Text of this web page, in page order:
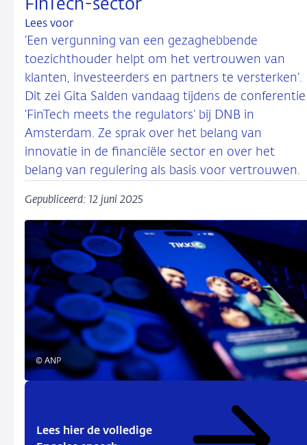
FinTech-sector
Lees voor
‘Een vergunning van een gezaghebbende
toezichthouder helpt om het vertrouwen van
klanten, investeerders en partners te versterken’.
Dit zei Gita Salden vandaag tijdens de conferentie
‘FinTech meets the regulators’ bij DNB in
Amsterdam. Ze sprak over het belang van
innovatie in de financiële sector en over het
belang van regulering als basis voor vertrouwen.
Gepubliceerd: 12 juni 2025
© ANP
Lees hier de volledige